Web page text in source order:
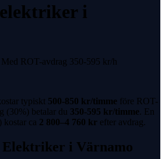
elektriker i
Med ROT-avdrag 350-595 kr/h
typiskt 500-850 kr/timme före ROT-
( 30% ) betalar du 350-595 kr/timme. En
kostar ca 2 800–4 760 kr efter avdrag.
Elektriker i Värnamo